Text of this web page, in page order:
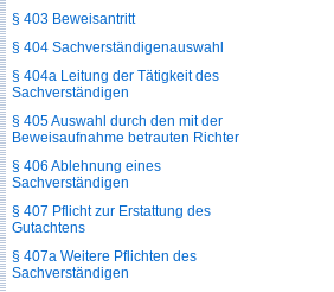
§ 403 Beweisantritt
§ 404 Sachverständigenauswahl
§ 404a Leitung der Tätigkeit des
Sachverständigen
§ 405 Auswahl durch den mit der
Beweisaufnahme betrauten Richter
§ 406 Ablehnung eines
Sachverständigen
§ 407 Pflicht zur Erstattung des
Gutachtens
§ 407a Weitere Pflichten des
Sachverständigen